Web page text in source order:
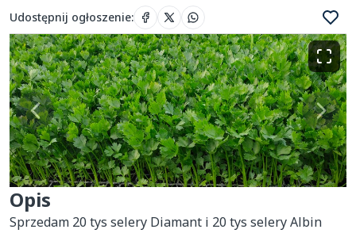
Udostępnij ogłoszenie:
Opis
Sprzedam 20 tys selery Diamant i 20 tys selery Albin